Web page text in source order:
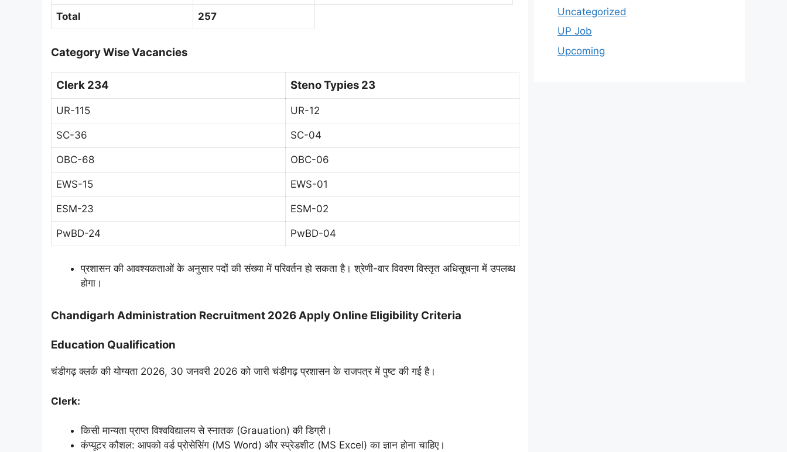
Total 257
Category Wise Vacancies
Clerk 234 Steno Typies 23
UR-115 UR-12
SC-36 SC-04
OBC-68 OBC-06
EWS-15 EWS-01
ESM-23 ESM-02
PwBD-24 PwBD-04
प्रशासन की आवश्यकताओं के अनुसार पदों की संख्या में परिवर्तन हो सकता है। श्रेणी-वार विवरण विस्तृत अधिसूचना में उपलब्ध
होगा।
Chandigarh Administration Recruitment 2026 Apply Online Eligibility Criteria
Education Qualification
चंडीगढ़ क्लर्क की योग्यता 2026, 30 जनवरी 2026 को जारी चंडीगढ़ प्रशासन के राजपत्र में पुष्ट की गई है।
Clerk:
किसी मान्यता प्राप्त विश्वविद्यालय से स्नातक (Grauation) की डिग्री।
कंप्यूटर कौशल: आपको वर्ड प्रोसेसिंग (MS Word) और स्प्रेडशीट (MS Excel) का ज्ञान होना चाहिए।
Uncategorized
UP Job
Upcoming